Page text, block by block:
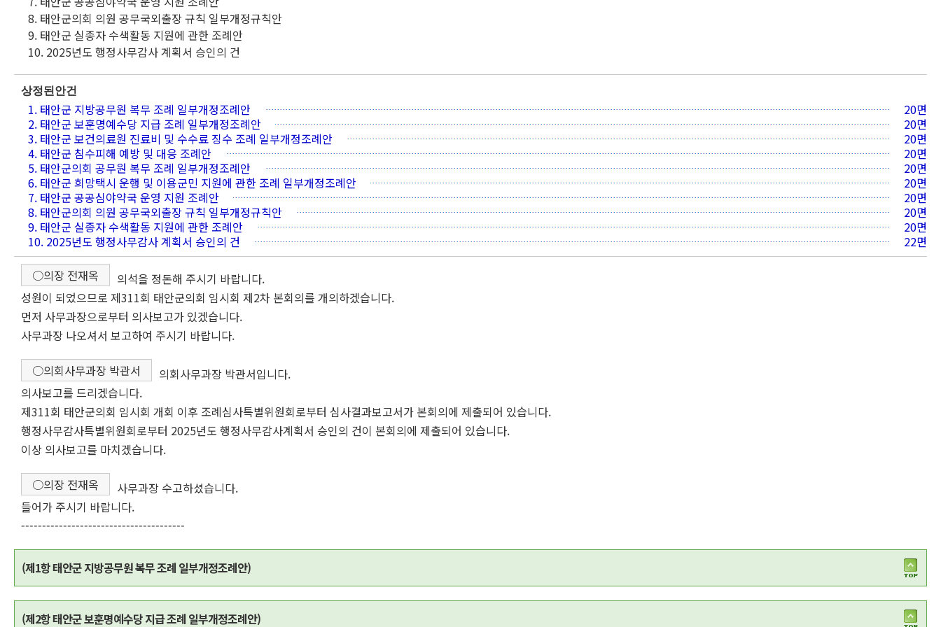
8. 태안군의회 의원 공무국외출장 규칙 일부개정규칙안
9. 태안군 실종자 수색활동 지원에 관한 조례안
10. 2025년도 행정사무감사 계획서 승인의 건
상정된안건
1. 태안군 지방공무원 복무 조례 일부개정조례안
20면
2. 태안군 보훈명예수당 지급 조례 일부개정조례안
20면
3. 태안군 보건의료원 진료비 및 수수료 징수 조례 일부개정조례안
20면
4. 태안군 침수피해 예방 및 대응 조례안
20면
5. 태안군의회 공무원 복무 조례 일부개정조례안
20면
6. 태안군 희망택시 운행 및 이용군민 지원에 관한 조례 일부개정조례안
20면
7. 태안군 공공심야약국 운영 지원 조례안
20면
8. 태안군의회 의원 공무국외출장 규칙 일부개정규칙안
20면
9. 태안군 실종자 수색활동 지원에 관한 조례안
20면
10. 2025년도 행정사무감사 계획서 승인의 건
22면
○의장 전재옥
의석을 정돈해 주시기 바랍니다.
성원이 되었으므로 제311회 태안군의회 임시회 제2차 본회의를 개의하겠습니다.
먼저 사무과장으로부터 의사보고가 있겠습니다.
사무과장 나오셔서 보고하여 주시기 바랍니다.
○의회사무과장 박관서
의회사무과장 박관서입니다.
의사보고를 드리겠습니다.
제311회 태안군의회 임시회 개회 이후 조례심사특별위원회로부터 심사결과보고서가 본회의에 제출되어 있습니다.
행정사무감사특별위원회로부터 2025년도 행정사무감사계획서 승인의 건이 본회의에 제출되어 있습니다.
이상 의사보고를 마치겠습니다.
○의장 전재옥
사무과장 수고하셨습니다.
들어가 주시기 바랍니다.
---------------------------------------
(제1항 태안군 지방공무원 복무 조례 일부개정조례안)
(제2항 태안군 보훈명예수당 지급 조례 일부개정조례안)